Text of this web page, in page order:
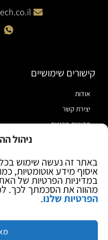
ניהול
באתר זה נעשה שימוש בכלי
איסוף מידע אוטומטיות,
במדיניות הפרטיות של
מהווה את הסכמתך לכך.
הפרטיות שלנו.
קישורים שימושיים
אודות
יצירת קשר
מדיניות פרטיות
בלוג